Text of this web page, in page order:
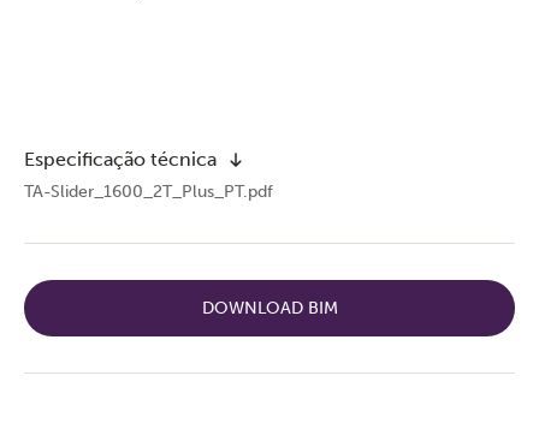
Especificação técnica
TA-Slider_1600_2T_Plus_PT.pdf
DOWNLOAD BIM